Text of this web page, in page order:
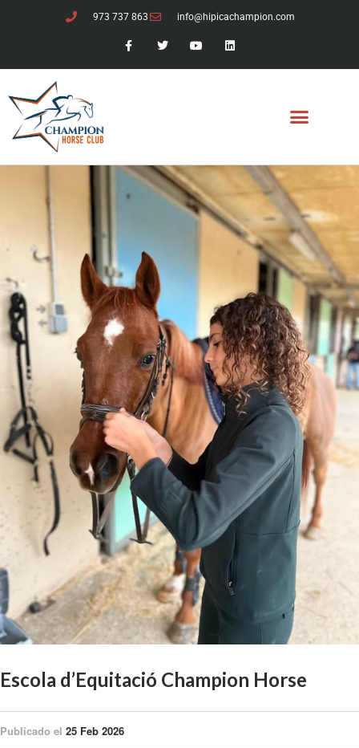
973 737 863 info@hipicachampion.com
Escola d’Equitació Champion Horse
Publicado el 25 Feb 2026